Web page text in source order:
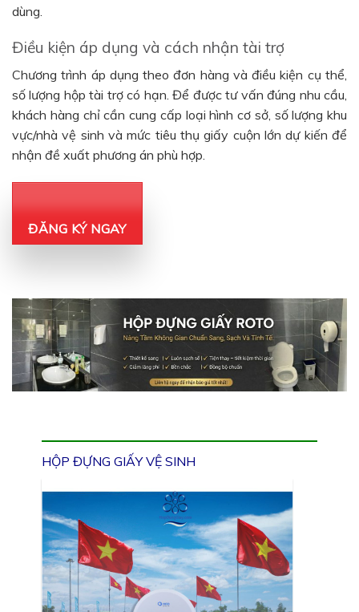
dùng.
Điều kiện áp dụng và cách nhận tài trợ
Chương trình áp dụng theo đơn hàng và điều kiện cụ thể,
số lượng hộp tài trợ có hạn. Để được tư vấn đúng nhu cầu,
khách hàng chỉ cần cung cấp loại hình cơ sở, số lượng khu
vực/nhà vệ sinh và mức tiêu thụ giấy cuộn lớn dự kiến để
nhận đề xuất phương án phù hợp.
ĐĂNG KÝ NGAY
HỘP ĐỰNG GIẤY VỆ SINH